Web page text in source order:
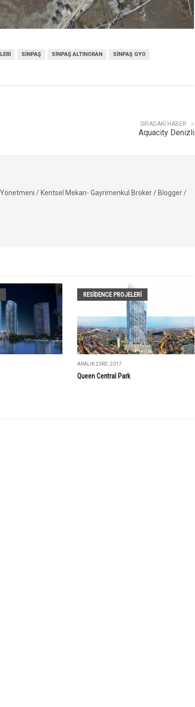
SINPAŞ SINPAŞ ALTINORAN SINPAŞ GYO
SIRADAKI HABER
Aquacity Denizli
Yönetmeni / Kentsel Mekan- Gayrimenkul Broker / Blogger /
RESIDENCE PROJELERI
ARALIK 23RD, 2017
Queen Central Park